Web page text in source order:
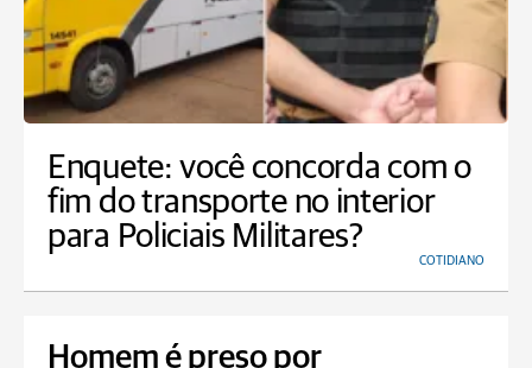
Enquete: você concorda com o
fim do transporte no interior
para Policiais Militares?
COTIDIANO
Homem é preso por